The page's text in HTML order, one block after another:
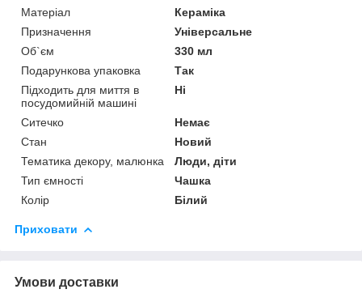
Матеріал
Кераміка
Призначення
Універсальне
Об`єм
330 мл
Подарункова упаковка
Так
Підходить для миття в
посудомийній машині
Ні
Ситечко
Немає
Стан
Новий
Тематика декору, малюнка
Люди, діти
Тип ємності
Чашка
Колір
Білий
Приховати
Умови доставки